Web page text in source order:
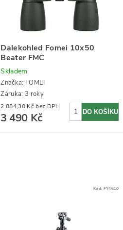
Dalekohled Fomei 10x50
Beater FMC
Skladem
Značka: FOMEI
Záruka: 3 roky
2 884,30 Kč bez DPH
3 490 Kč
Kód: FY4610